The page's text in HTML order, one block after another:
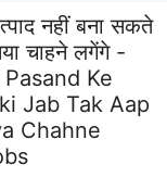
नहीं बना सकते
चाहने लगेंगे -
Ke
Jab Tak Aap
Chahne